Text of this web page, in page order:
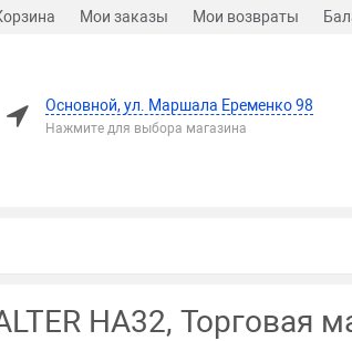
Мои заказы Мои возвраты
Основной, ул. Маршала Еременко 98
Нажмите для выбора магазина
HA32, Торговая